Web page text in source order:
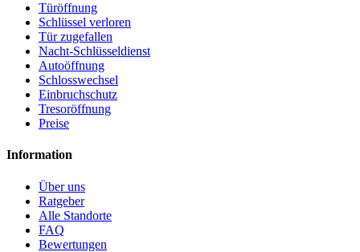
Türöffnung
Schlüssel verloren
Tür zugefallen
Nacht-Schlüsseldienst
Autoöffnung
Schlosswechsel
Einbruchschutz
Tresoröffnung
Preise
Information
Über uns
Ratgeber
Alle Standorte
FAQ
Bewertungen